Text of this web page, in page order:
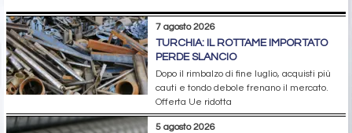
7 agosto 2026
TURCHIA: IL ROTTAME IMPORTATO
PERDE SLANCIO
Dopo il rimbalzo di fine luglio, acquisti più
cauti e tondo debole frenano il mercato.
Offerta Ue ridotta
5 agosto 2026